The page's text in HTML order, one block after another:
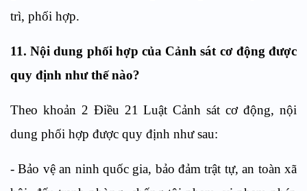
trì, phối hợp.
11. Nội dung phối hợp của Cảnh sát cơ động được
quy định như thế nào?
Theo khoản 2Điều 21 Luật Cảnh sát cơ động, nội
dung phối hợp được quy định như sau:
- Bảo vệ an ninh quốc gia, bảo đảm trật tự, an toàn xã